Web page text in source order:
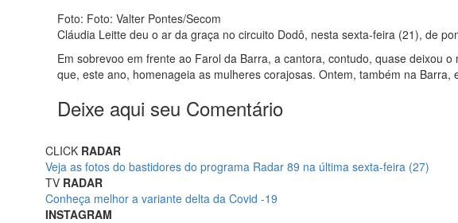
Foto: Foto: Valter Pontes/Secom
Cláudia Leitte deu o ar da graça no circuito Dodô, nesta sexta-feira (21), de
Em sobrevoo em frente ao Farol da Barra, a cantora, contudo, quase deixou
que, este ano, homenageia as mulheres corajosas. Ontem, também na
Deixe aqui seu Comentário
CLICK RADAR
Veja as fotos do bastidores do programa Radar 89 na última sexta-feira (27)
TV RADAR
Conheça melhor a variante delta da Covid -19
INSTAGRAM